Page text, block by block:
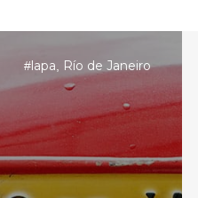
#lapa Río de Janeiro